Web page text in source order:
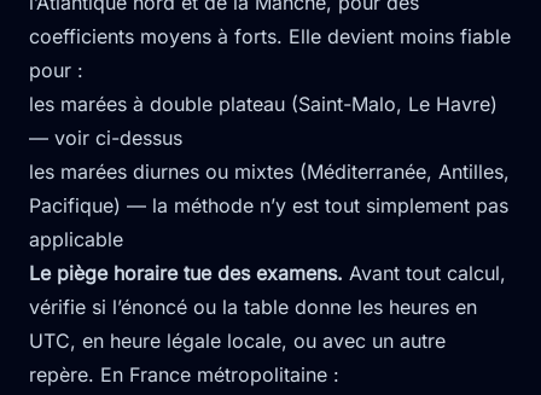
coefficients moyens à forts. Elle devient moins fiable
pour :
les marées à double plateau (Saint-Malo, Le Havre)
— voir ci-dessus
les marées diurnes ou mixtes (Méditerranée, Antilles,
Pacifique) — la méthode n’y est tout simplement pas
applicable
Le piège horaire tue des examens. Avant tout calcul,
vérifie si l’énoncé ou la table donne les heures en
UTC, en heure légale locale, ou avec un autre
repère. En France métropolitaine :